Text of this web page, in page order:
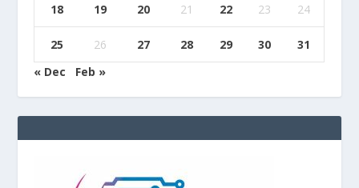
18 19 20 21 22 23 24
25 26 27 28 29 30
31
« Dec
Feb »